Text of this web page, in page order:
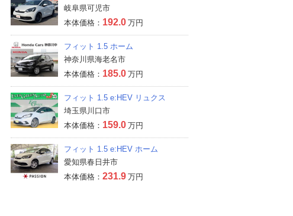
岐阜県可児市
本体価格： 192.0 万円
フィット 1.5 ホーム
神奈川県海老名市
本体価格： 185.0 万円
フィット 1.5 e:HEV リュクス
埼玉県川口市
本体価格： 159.0 万円
フィット 1.5 e:HEV ホーム
愛知県春日井市
本体価格： 231.9 万円